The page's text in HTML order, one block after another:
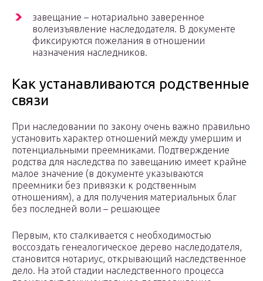
завещание – нотариально заверенное
волеизъявление наследодателя. В документе
фиксируются пожелания в отношении
назначения наследников.
Как устанавливаются родственные
связи
При наследовании по закону очень важно правильно
установить характер отношений между умершим и
потенциальными преемниками. Подтверждение
родства для наследства по завещанию имеет крайне
малое значение (в документе указываются
преемники без привязки к родственным
отношениям), а для получения материальных благ
без последней воли – решающее
Первым, кто сталкивается с необходимостью
воссоздать генеалогическое дерево наследодателя,
становится нотариус, открывающий наследственное
дело. На этой стадии наследственного процесса